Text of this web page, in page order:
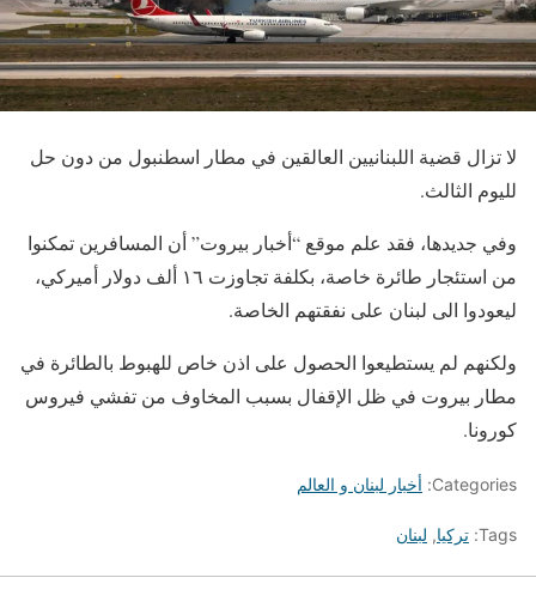
لا تزال قضية اللبنانيين العالقين في مطار اسطنبول من دون حل
لليوم الثالث.
وفي جديدها، فقد علم موقع “أخبار بيروت” أن المسافرين تمكنوا
من استئجار طائرة خاصة، بكلفة تجاوزت ١٦ ألف دولار أميركي،
ليعودوا الى لبنان على نفقتهم الخاصة.
ولكنهم لم يستطيعوا الحصول على اذن خاص للهبوط بالطائرة في
مطار بيروت في ظل الإقفال بسبب المخاوف من تفشي فيروس
كورونا.
Categories: أخبار لبنان و العالم
Tags: تركيا, لبنان